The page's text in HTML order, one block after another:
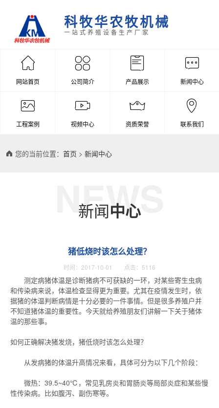
科牧华农牧机械
一站式养殖设备生产厂家
网站首页 公司简介 产品展示 新闻中心
工程案例 视频中心 资质荣誉 联系我们
您的当前位置：首页 >新闻中心
新闻中心
NEWS
猪低烧时该怎么处理？
时间：2017-10-01 点击：5116
测定病猪体温是诊断猪病不可获缺的一环，对某些寄生虫病
和传染病来说，体温检查显得更为重要。尤其在疫情发生时，依
据猪的体温判断病情是十分必要的一件事情。但是很多养殖户并
不知道猪体温的重要性。今天就给养殖朋友们讲解一下关于猪体
温的那些事。
如何正确解决猪发烧，猪低烧时该怎么处理？
从发病猪的体温升高情况来看，具体可分为以下几个阶段：
微热：39.5~40℃，常见乳房炎和胃肠炎等局部炎症和某些慢
性传染病。比如腹泻、副伤寒等。